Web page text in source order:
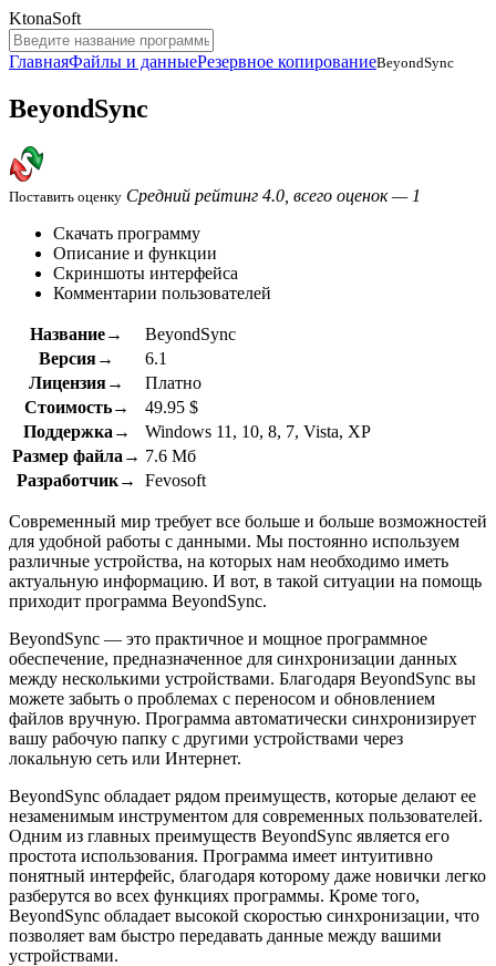
KtonaSoft
ГлавнаяФайлы и данныеРезервное копированиеBeyondSync
BeyondSync
Поставить оценку Средний рейтинг 4.0, всего оценок — 1
Скачать программу
Описание и функции
Скриншоты интерфейса
Комментарии пользователей
Название→
BeyondSync
Версия→
6.1
Лицензия→
Платно
Стоимость→
49.95 $
Поддержка→
Windows 11, 10, 8, 7, Vista, XP
Размер файла→ 7.6 Мб
Разработчик→
Fevosoft
Современный мир требует все больше и больше возможностей
для удобной работы с данными. Мы постоянно используем
различные устройства, на которых нам необходимо иметь
актуальную информацию. И вот, в такой ситуации на помощь
приходит программа BeyondSync.
BeyondSync — это практичное и мощное программное
обеспечение, предназначенное для синхронизации данных
между несколькими устройствами. Благодаря BeyondSync вы
можете забыть о проблемах с переносом и обновлением
файлов вручную. Программа автоматически синхронизирует
вашу рабочую папку с другими устройствами через
локальную сеть или Интернет.
BeyondSync обладает рядом преимуществ, которые делают ее
незаменимым инструментом для современных пользователей.
Одним из главных преимуществ BeyondSync является его
простота использования. Программа имеет интуитивно
понятный интерфейс, благодаря которому даже новички легко
разберутся во всех функциях программы. Кроме того,
BeyondSync обладает высокой скоростью синхронизации, что
позволяет вам быстро передавать данные между вашими
устройствами.